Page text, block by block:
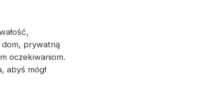
prywatną
oczekiwaniom.
abyś mógł